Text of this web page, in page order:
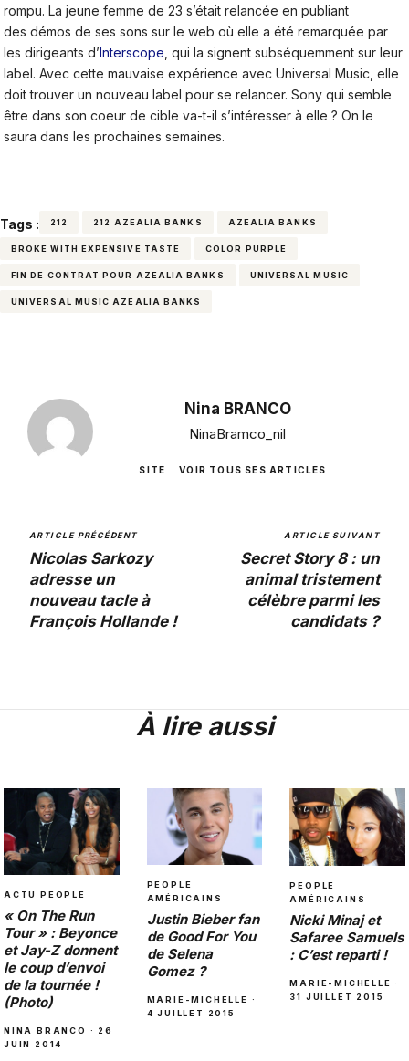
rompu. La jeune femme de 23 s’était relancée en publiant
des démos de ses sons sur le web où elle a été remarquée par
les dirigeants d’Interscope , qui la signent subséquemment sur leur
label. Avec cette mauvaise expérience avec Universal Music, elle
doit trouver un nouveau label pour se relancer. Sony qui semble
être dans son coeur de cible va-t-il s’intéresser à elle ? On le
saura dans les prochaines semaines.
Tags : 212 212 AZEALIA BANKS AZEALIA BANKS
BROKE WITH EXPENSIVE TASTE COLOR PURPLE
FIN DE CONTRAT POUR AZEALIA BANKS UNIVERSAL MUSIC
UNIVERSAL MUSIC AZEALIA BANKS
Nina BRANCO
NinaBramco_nil
SITE VOIR TOUS SES ARTICLES
ARTICLE PRÉCÉDENT
Nicolas Sarkozy
adresse un
nouveau tacle à
François Hollande !
ARTICLE SUIVANT
Secret Story 8 : un
animal tristement
célèbre parmi les
candidats ?
À lire aussi
ACTU PEOPLE
« On The Run
Tour » : Beyonce
et Jay-Z donnent
le coup d’envoi
de la tournée !
(Photo)
NINA BRANCO · 26
JUIN 2014
PEOPLE
AMÉRICAINS
Justin Bieber fan
de Good For You
de Selena
Gomez ?
MARIE-MICHELLE ·
4 JUILLET 2015
PEOPLE
AMÉRICAINS
Nicki Minaj et
Safaree Samuels
: C’est reparti !
MARIE-MICHELLE ·
31 JUILLET 2015